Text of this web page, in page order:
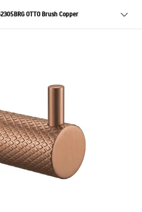
OTTO Brush Copper